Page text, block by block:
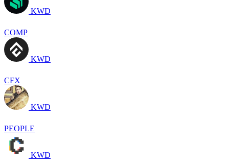
KWD
COMP
KWD
CFX
KWD
PEOPLE
KWD